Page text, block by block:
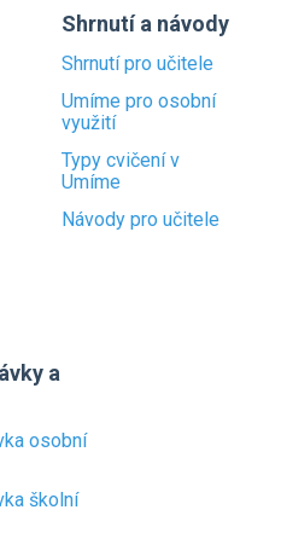
Shrnutí a návody
Shrnutí pro učitele
Umíme pro osobní
využití
Typy cvičení v
Umíme
Návody pro učitele
a
osobní
školní